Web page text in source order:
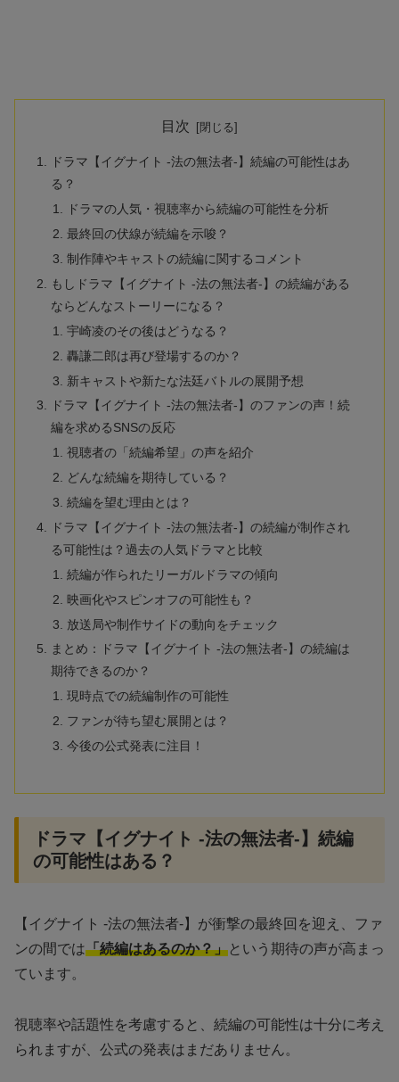
目次
ドラマ【イグナイト -法の無法者-】続編の可能性はあ
る？
ドラマの人気・視聴率から続編の可能性を分析
最終回の伏線が続編を示唆？
制作陣やキャストの続編に関するコメント
もしドラマ【イグナイト -法の無法者-】の続編がある
ならどんなストーリーになる？
宇崎凌のその後はどうなる？
轟謙二郎は再び登場するのか？
新キャストや新たな法廷バトルの展開予想
ドラマ【イグナイト -法の無法者-】のファンの声！続
編を求めるSNSの反応
視聴者の「続編希望」の声を紹介
どんな続編を期待している？
続編を望む理由とは？
ドラマ【イグナイト -法の無法者-】の続編が制作され
る可能性は？過去の人気ドラマと比較
続編が作られたリーガルドラマの傾向
映画化やスピンオフの可能性も？
放送局や制作サイドの動向をチェック
まとめ：ドラマ【イグナイト -法の無法者-】の続編は
期待できるのか？
現時点での続編制作の可能性
ファンが待ち望む展開とは？
今後の公式発表に注目！
ドラマ【イグナイト -法の無法者-】続編
の可能性はある？
【イグナイト -法の無法者-】が衝撃の最終回を迎え、ファ
ンの間では「続編はあるのか？」という期待の声が高まっ
ています。
視聴率や話題性を考慮すると、続編の可能性は十分に考え
られますが、公式の発表はまだありません。